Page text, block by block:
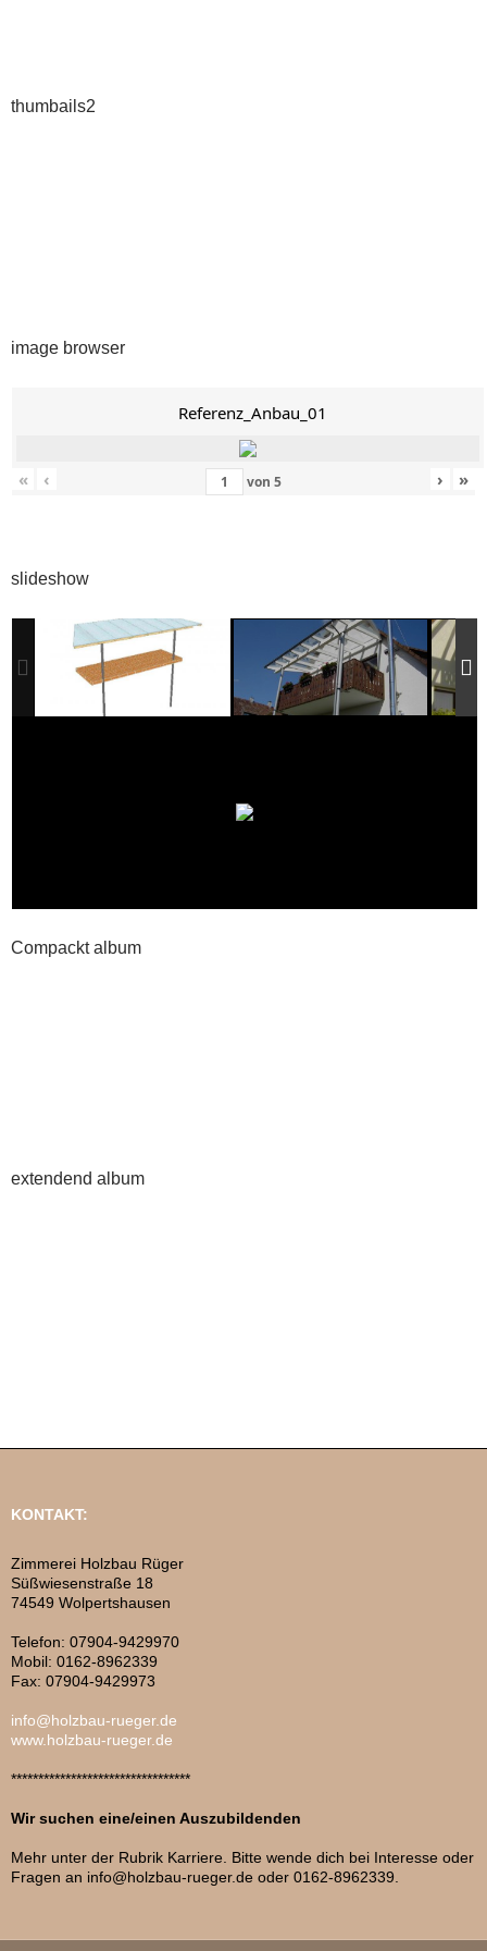
thumbails2
image browser
Referenz_Anbau_01
« ‹ von 5 › »
slideshow
Compackt album
extendend album
KONTAKT:
Zimmerei Holzbau Rüger
Süßwiesenstraße 18
74549 Wolpertshausen
Telefon: 07904-9429970
Mobil: 0162-8962339
Fax: 07904-9429973
info@holzbau-rueger.de
www.holzbau-rueger.de
*********************************
Wir suchen eine/einen Auszubildenden
Mehr unter der Rubrik Karriere. Bitte wende dich bei Interesse oder
Fragen an info@holzbau-rueger.de oder 0162-8962339.